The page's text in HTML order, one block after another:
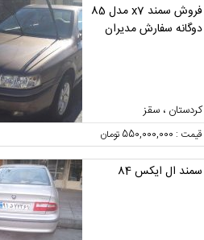
فروش سمند x7 مدل 85
دوگانه سفارش مدیران
کردستان ، سقز
قیمت : 550,000,000 تومان
سمند ال ایکس 84